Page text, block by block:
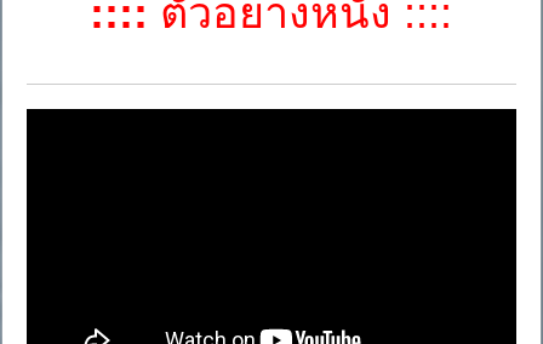
:::: ตัวอย่างหนัง ::::